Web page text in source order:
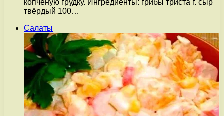
копчёную грудку. Ингредиенты: грибы триста г. сыр
твёрдый 100…
Салаты